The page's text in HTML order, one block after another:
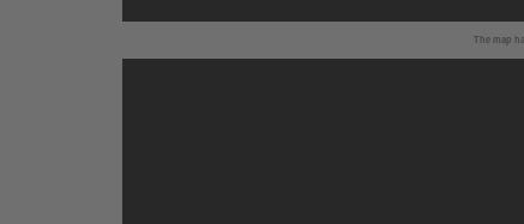
The map